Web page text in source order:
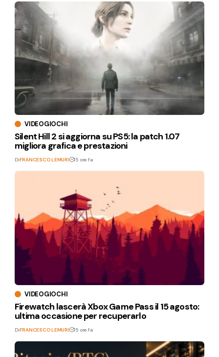
VIDEOGIOCHI
Silent Hill 2 si aggiorna su PS5: la patch 1.07
migliora grafica e prestazioni
DiFRANCESCO LEMURI 15 ore fa
VIDEOGIOCHI
Firewatch lascerà Xbox Game Pass il 15 agosto:
ultima occasione per recuperarlo
DiFRANCESCO LEMURI 15 ore fa